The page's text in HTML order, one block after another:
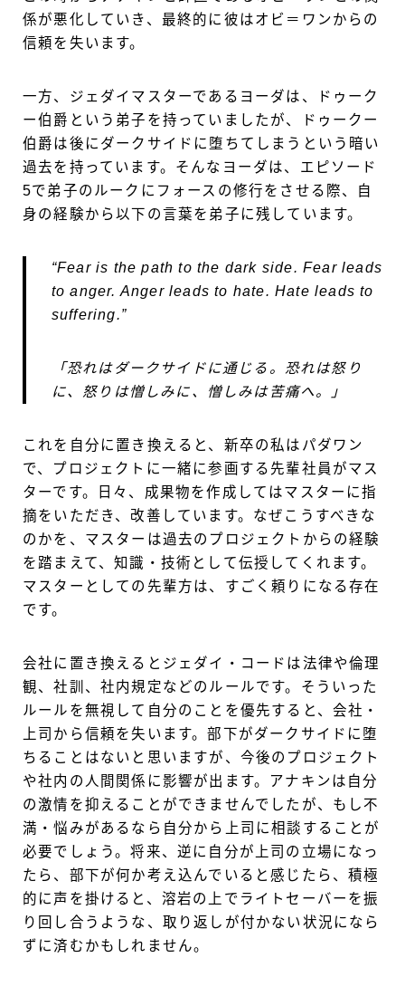
係が悪化していき、最終的に彼はオビ＝ワンからの
信頼を失います。
一方、ジェダイマスターであるヨーダは、ドゥーク
ー伯爵という弟子を持っていましたが、ドゥークー
伯爵は後にダークサイドに堕ちてしまうという暗い
過去を持っています。そんなヨーダは、エピソード
5で弟子のルークにフォースの修行をさせる際、自
身の経験から以下の言葉を弟子に残しています。
“Fear is the path to the dark side. Fear leads
to anger. Anger leads to hate. Hate leads to
suffering.”
「恐れはダークサイドに通じる。恐れは怒り
に、怒りは憎しみに、憎しみは苦痛へ。」
これを自分に置き換えると、新卒の私はパダワン
で、プロジェクトに一緒に参画する先輩社員がマス
ターです。日々、成果物を作成してはマスターに指
摘をいただき、改善しています。なぜこうすべきな
のかを、マスターは過去のプロジェクトからの経験
を踏まえて、知識・技術として伝授してくれます。
マスターとしての先輩方は、すごく頼りになる存在
です。
会社に置き換えるとジェダイ・コードは法律や倫理
観、社訓、社内規定などのルールです。そういった
ルールを無視して自分のことを優先すると、会社・
上司から信頼を失います。部下がダークサイドに堕
ちることはないと思いますが、今後のプロジェクト
や社内の人間関係に影響が出ます。アナキンは自分
の激情を抑えることができませんでしたが、もし不
満・悩みがあるなら自分から上司に相談することが
必要でしょう。将来、逆に自分が上司の立場になっ
たら、部下が何か考え込んでいると感じたら、積極
的に声を掛けると、溶岩の上でライトセーバーを振
り回し合うような、取り返しが付かない状況になら
ずに済むかもしれません。